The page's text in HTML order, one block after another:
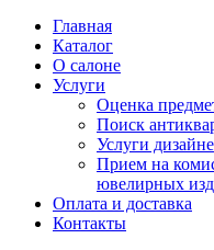
Главная
Каталог
О салоне
Услуги
Оценка
Поиск
Услуги
Прием на
ювелирных
Оплата и доставка
Контакты